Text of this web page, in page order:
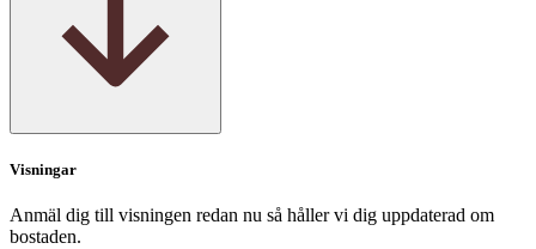
Visningar
Anmäl dig till visningen redan nu så håller vi dig uppdaterad om
bostaden.